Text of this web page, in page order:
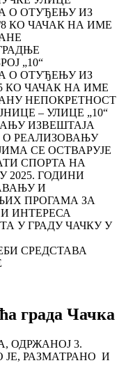
О ОТУЂЕЊУ ИЗ
8 КО ЧАЧАК НА ИМЕ
„10“
О ОТУЂЕЊУ ИЗ
КО ЧАЧАК НА ИМЕ
НЕПОКРЕТНОСТ
– УЛИЦЕ „10“
ИЗВЕШТАЈА
РЕАЛИЗОВАЊУ
СЕ ОСТВАРУЈЕ
СПОРТА НА
2025. ГОДИНИ
И
ПРОГАМА ЗА
ИНТЕРЕСА
У ГРАДУ ЧАЧКУ У
СРЕДСТАВА
града Чачка
ОДРЖАНОЈ 3.
ЈЕ, РАЗМАТРАНО И